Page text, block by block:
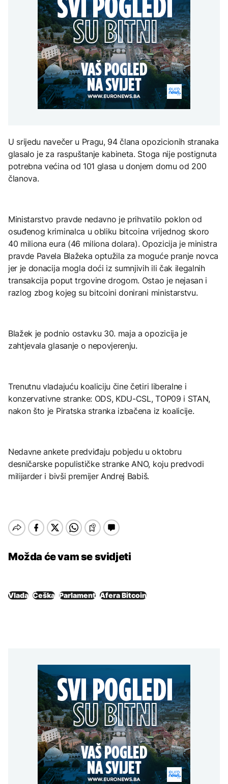
AKTUELNO
Soreca: Podnošenje
zahtjeva za SEPA-u je
važan korak BiH ka EU
Nuklearka Krško
smanjuje proizvodnju
zbog niskog vodostaja i
visokih temperatura
Save
Redovi na aerodromima i
graničnim prelazima u
EU: Koja je svrha EES
sistema ako se isključuje
čim je preopterećen?
BIZNIS
Skočile cijene nafte na
svjetskom tržištu, hoće li
se to odraziti na BiH
djece moraju platiti 942
miliona dolara
KULTURA
Rat i pijesak prijete
drevnim piramidama
Meroe u Sudanu
Rihanna radi na novom
albumu
U srijedu navečer u Pragu, 94 člana opozicionih stranaka
glasalo je za raspuštanje kabineta. Stoga nije postignuta
potrebna većina od 101 glasa u donjem domu od 200
članova.
Ministarstvo pravde nedavno je prihvatilo poklon od
osuđenog kriminalca u obliku bitcoina vrijednog skoro
40 miliona eura (46 miliona dolara). Opozicija je ministra
pravde Pavela Blažeka optužila za moguće pranje novca
jer je donacija mogla doći iz sumnjivih ili čak ilegalnih
transakcija poput trgovine drogom. Ostao je nejasan i
razlog zbog kojeg su bitcoini donirani ministarstvu.
Blažek je podnio ostavku 30. maja a opozicija je
zahtjevala glasanje o nepovjerenju.
Trenutnu vladajuću koaliciju čine četiri liberalne i
konzervativne stranke: ODS, KDU-CSL, TOP09 i STAN,
nakon što je Piratska stranka izbačena iz koalicije.
Nedavne ankete predviđaju pobjedu u oktobru
desničarske populističke stranke ANO, koju predvodi
milijarder i bivši premijer Andrej Babiš.
Možda će vam se svidjeti
Vlada Češka Parlament Afera Bitcoin